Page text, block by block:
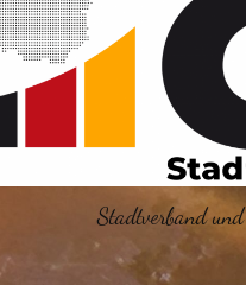
Stadtverband